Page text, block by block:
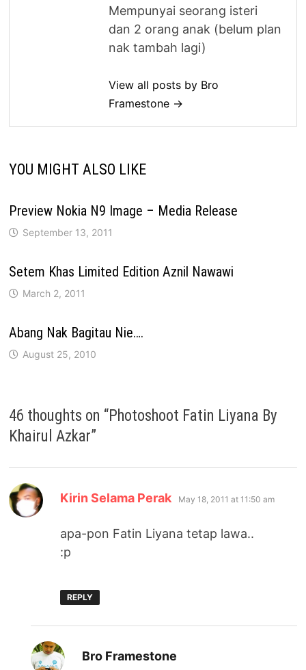
Mempunyai seorang isteri
dan 2 orang anak (belum plan
nak tambah lagi)
View all posts by Bro
Framestone →
YOU MIGHT ALSO LIKE
Preview Nokia N9 Image – Media Release
September 13, 2011
Setem Khas Limited Edition Aznil Nawawi
March 2, 2011
Abang Nak Bagitau Nie….
August 25, 2010
46 thoughts on “Photoshoot Fatin Liyana By
Khairul Azkar”
Kirin Selama Perak says:
May 18, 2011 at 11:50 am
apa-pon Fatin Liyana tetap lawa..
:p
REPLY
Bro Framestone